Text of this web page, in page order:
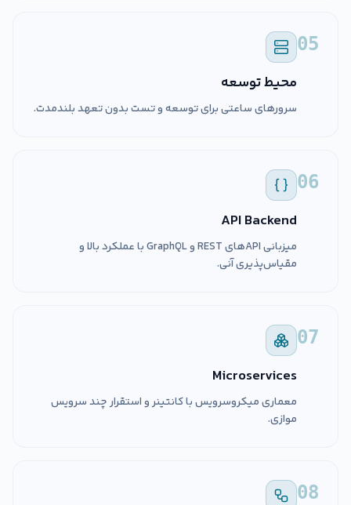
05
محیط توسعه
سرورهای ساعتی برای توسعه و تست بدون تعهد بلندمدت.
06
API Backend
میزبانی APIهای REST و GraphQL با عملکرد بالا و
مقیاس‌پذیری آنی.
07
Microservices
معماری میکروسرویس با کانتینر و استقرار چند سرویس
موازی.
08